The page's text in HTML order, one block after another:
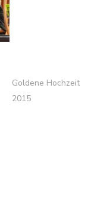
Goldene Hochzeit
2015